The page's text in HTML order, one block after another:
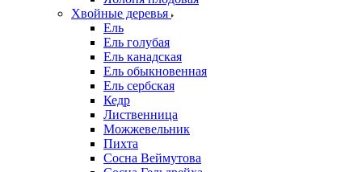
Хвойные деревья
Ель
Ель голубая
Ель канадская
Ель обыкновенная
Ель сербская
Кедр
Лиственница
Можжевельник
Пихта
Сосна Веймутова